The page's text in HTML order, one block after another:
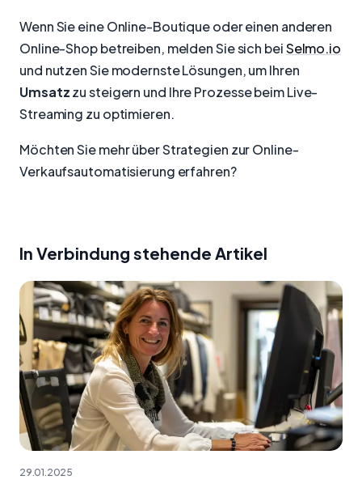
Wenn Sie eine Online-Boutique oder einen anderen
Online-Shop betreiben, melden Sie sich beiSelmo.io
und nutzen Sie modernste Lösungen, um Ihren
Umsatzzu steigern und Ihre Prozesse beim Live-
Streaming zu optimieren.
Möchten Sie mehr über Strategien zur Online-
Verkaufsautomatisierung erfahren?
In Verbindung stehende Artikel
29.01.2025